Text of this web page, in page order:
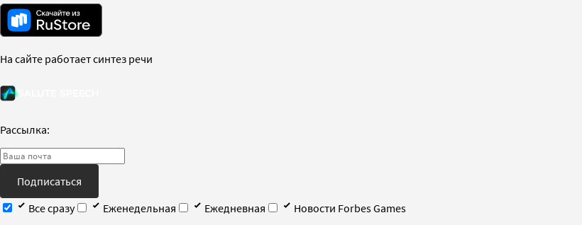
На сайте работает синтез речи
Рассылка:
Подписаться
Все сразу
Еженедельная Ежедневная
Новости Forbes Games